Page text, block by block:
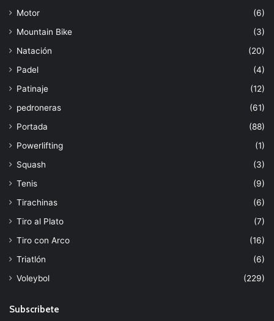
Motor
(6)
Mountain Bike
(3)
Natación
(20)
Padel
(4)
Patinaje
(12)
pedroneras
(61)
Portada
(88)
Powerlifting
(1)
Squash
(3)
Tenis
(9)
Tirachinas
(6)
Tiro al Plato
(7)
Tiro con Arco
(16)
Triatlón
(6)
Voleybol
(229)
Subscribete